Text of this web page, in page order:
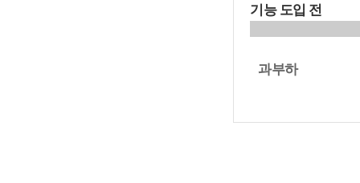
기능 도입 전
과부하